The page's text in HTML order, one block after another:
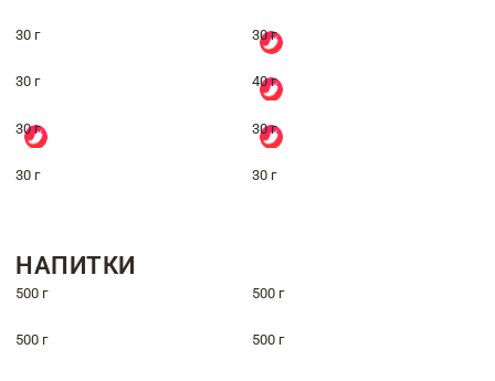
30 г 30 г
30 г 40 г
30 г 30 г
30 г 30 г
НАПИТКИ
500 г 500 г
500 г 500 г